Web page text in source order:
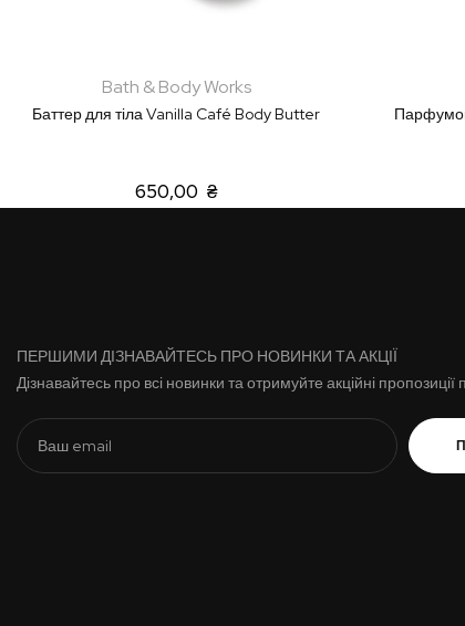
Bath & Body Works
Баттер для тіла Vanilla Café Body Butter
650,00 ₴
ПЕРШИМИ ДІЗНАВАЙТЕСЬ ПРО НОВИНКИ ТА АКЦІЇ
Дізнавайтесь про всі новинки та отримуйте акційні